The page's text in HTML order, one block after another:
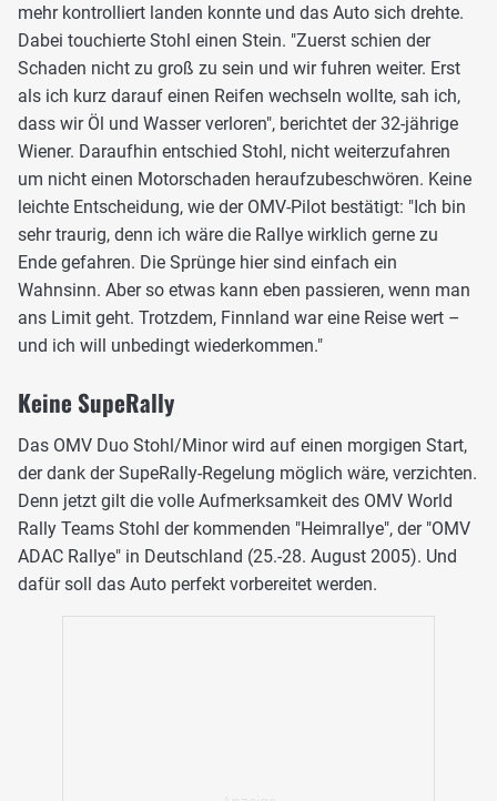
mehr kontrolliert landen konnte und das Auto sich drehte.
Dabei touchierte Stohl einen Stein. "Zuerst schien der
Schaden nicht zu groß zu sein und wir fuhren weiter. Erst
als ich kurz darauf einen Reifen wechseln wollte, sah ich,
dass wir Öl und Wasser verloren", berichtet der 32-jährige
Wiener. Daraufhin entschied Stohl, nicht weiterzufahren
um nicht einen Motorschaden heraufzubeschwören. Keine
leichte Entscheidung, wie der OMV-Pilot bestätigt: "Ich bin
sehr traurig, denn ich wäre die Rallye wirklich gerne zu
Ende gefahren. Die Sprünge hier sind einfach ein
Wahnsinn. Aber so etwas kann eben passieren, wenn man
ans Limit geht. Trotzdem, Finnland war eine Reise wert –
und ich will unbedingt wiederkommen."
Keine SupeRally
Das OMV Duo Stohl/Minor wird auf einen morgigen Start,
der dank der SupeRally-Regelung möglich wäre, verzichten.
Denn jetzt gilt die volle Aufmerksamkeit des OMV World
Rally Teams Stohl der kommenden "Heimrallye", der "OMV
ADAC Rallye" in Deutschland (25.-28. August 2005). Und
dafür soll das Auto perfekt vorbereitet werden.